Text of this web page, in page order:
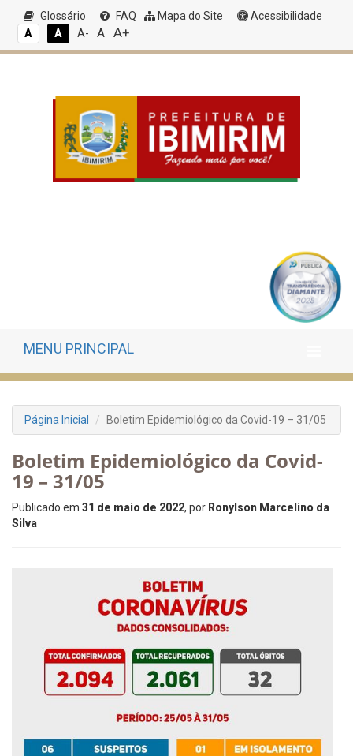
Glossário FAQ Mapa do Site
Acessibilidade
A
A A- A A+
MENU PRINCIPAL
Página Inicial Boletim Epidemiológico da Covid-19 – 31/05
Boletim Epidemiológico da Covid-
19 – 31/05
Publicado em 31 de maio de 2022, por Ronylson Marcelino da
Silva